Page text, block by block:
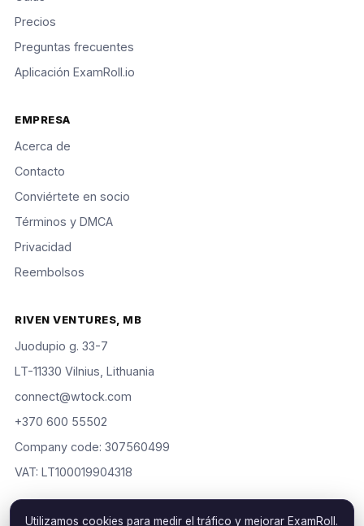
Precios
Preguntas frecuentes
Aplicación ExamRoll.io
EMPRESA
Acerca de
Contacto
Conviértete en socio
Términos y DMCA
Privacidad
Reembolsos
RIVEN VENTURES, MB
Juodupio g. 33-7
LT-11330 Vilnius, Lithuania
connect@wtock.com
+370 600 55502
Company code: 307560499
VAT: LT100019904318
Utilizamos cookies para medir el tráfico y mejorar ExamRoll.